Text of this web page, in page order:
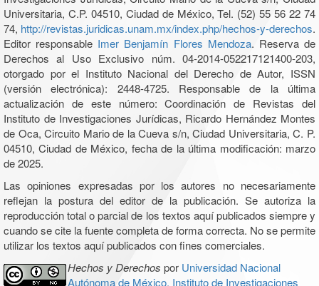
Universitaria, C.P. 04510, Ciudad de México, Tel. (52) 55 56 22 74
74, http://revistas.juridicas.unam.mx/index.php/hechos-y-derechos.
Editor responsable Imer Benjamín Flores Mendoza. Reserva de
Derechos al Uso Exclusivo núm. 04-2014-052217121400-203,
otorgado por el Instituto Nacional del Derecho de Autor, ISSN
(versión electrónica): 2448-4725. Responsable de la última
actualización de este número: Coordinación de Revistas del
Instituto de Investigaciones Jurídicas, Ricardo Hernández Montes
de Oca, Circuito Mario de la Cueva s/n, Ciudad Universitaria, C. P.
04510, Ciudad de México, fecha de la última modificación: marzo
de 2025.
Las opiniones expresadas por los autores no necesariamente
reflejan la postura del editor de la publicación. Se autoriza la
reproducción total o parcial de los textos aquí publicados siempre y
cuando se cite la fuente completa de forma correcta. No se permite
utilizar los textos aquí publicados con fines comerciales.
Hechos y Derechos por Universidad Nacional
Autónoma de México, Instituto de Investigaciones